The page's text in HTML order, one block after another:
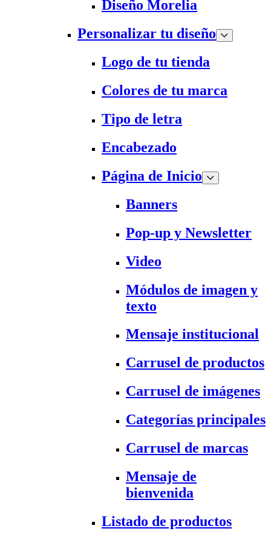
Diseño Morelia
Personalizar tu diseño
Logo de tu tienda
Colores de tu marca
Tipo de letra
Encabezado
Página de Inicio
Banners
Pop-up y Newsletter
Video
Módulos de imagen y
texto
Mensaje institucional
Carrusel de productos
Carrusel de imágenes
Categorías principales
Carrusel de marcas
Mensaje de
bienvenida
Listado de productos